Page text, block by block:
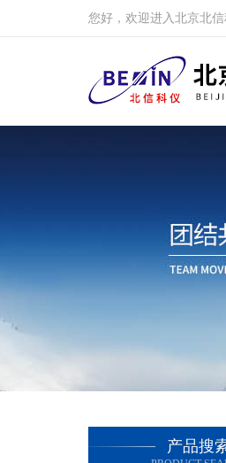
您好，欢迎进入北京北
产品搜